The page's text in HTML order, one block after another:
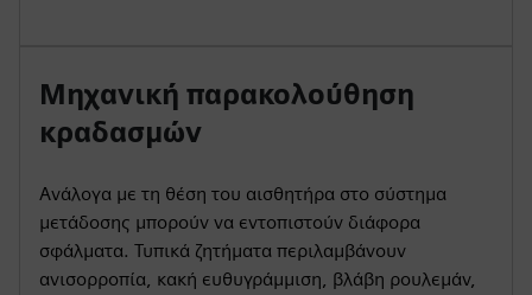
Μηχανική παρακολούθηση
κραδασμών
Ανάλογα με τη θέση του αισθητήρα στο σύστημα
μετάδοσης μπορούν να εντοπιστούν διάφορα
σφάλματα. Τυπικά ζητήματα περιλαμβάνουν
ανισορροπία, κακή ευθυγράμμιση, βλάβη ρουλεμάν,